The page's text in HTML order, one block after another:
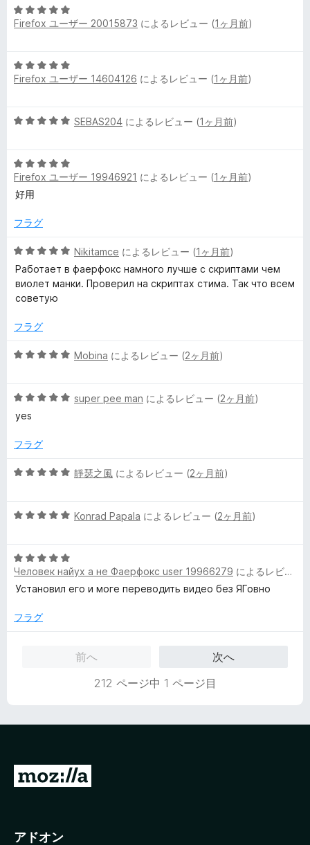
価
5
の
5
段
5
の
Firefox ユーザー 20015873 によるレビュー (1ヶ月前)
5
段
5
価
Firefox ユーザー 14604126 によるレビュー (1ヶ月前)
5
中
5
の
価
SEBAS204 によるレビュー (1ヶ月前)
5
段
階
5
評
価
Firefox ユーザー 19946921 によるレビュー (1ヶ月前)
好用
フラグ
5
段
階
中
の
価
Nikitamce によるレビュー (1ヶ月前)
Работает в фаерфокс намного лучше с скриптами чем
виолет манки. Проверил на скриптах стима. Так что всем
советую
フラグ
5
中
5
評
Mobina によるレビュー (2ヶ月前)
5
段
中
の
super pee man によるレビュー (2ヶ月前)
yes
フラグ
5
中
評
価
靜瑟之風 によるレビュー (2ヶ月前)
5
中
5
の
価
Konrad Papala によるレビュー (2ヶ月前)
5
段
階
5
Человек найух а не Фаерфокс user 19966279 によるレビュー (
Установил его и моге переводить видео без ЯГовно
フラグ
前へ
次へ
212 ページ中 1 ページ目
M
i
アドオン